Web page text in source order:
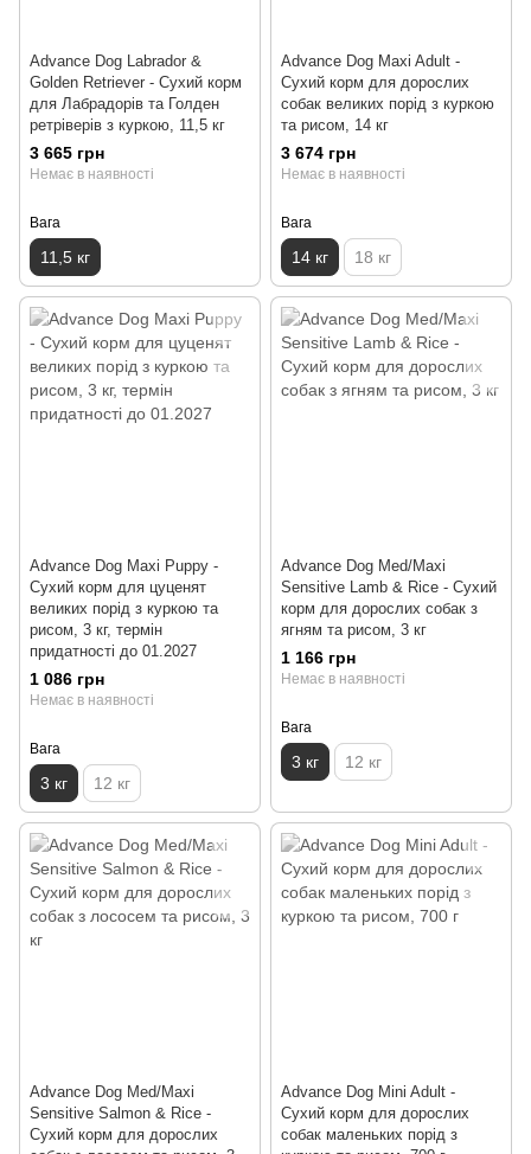
Advance Dog Labrador &
Golden Retriever - Сухий корм
для Лабрадорів та Голден
ретріверів з куркою, 11,5 кг
3 665 грн
Немає в наявності
Вага
11,5 кг
Advance Dog Maxi Adult -
Сухий корм для дорослих
собак великих порід з куркою
та рисом, 14 кг
3 674 грн
Немає в наявності
Вага
14 кг 18 кг
Advance Dog Maxi Puppy -
Сухий корм для цуценят
великих порід з куркою та
рисом, 3 кг, термін
придатності до 01.2027
1 086 грн
Немає в наявності
Вага
3 кг 12 кг
Advance Dog Med/Maxi
Sensitive Lamb & Rice - Сухий
корм для дорослих собак з
ягням та рисом, 3 кг
1 166 грн
Немає в наявності
Вага
3 кг 12 кг
Advance Dog Med/Maxi
Sensitive Salmon & Rice -
Сухий корм для дорослих
Advance Dog Mini Adult -
Сухий корм для дорослих
собак маленьких порід з